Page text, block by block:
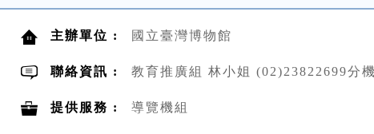
主辦單位 : 國立臺灣博物館
聯絡資訊 : 教育推廣組 林小姐 (02)23822699分
提供服務 : 導覽機組